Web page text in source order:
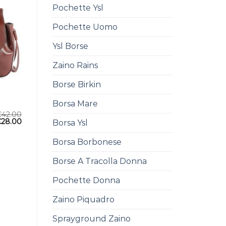
Pochette Ysl
Pochette Uomo
Ysl Borse
Zaino Rains
Borse Birkin
Borsa Mare
Borsa Ysl
Borsa Borbonese
Borse A Tracolla Donna
Pochette Donna
Zaino Piquadro
Sprayground Zaino
42.00
28.00